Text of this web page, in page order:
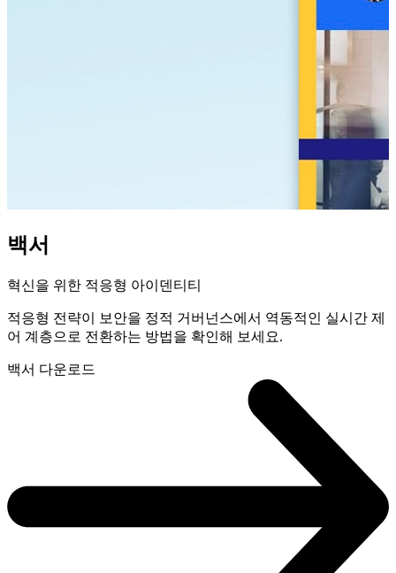
백서
혁신을 위한 적응형 아이덴티티
적응형 전략이 보안을 정적 거버넌스에서 역동적인 실시간 제
어 계층으로 전환하는 방법을 확인해 보세요.
백서 다운로드